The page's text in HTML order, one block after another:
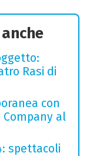
Rasi di
con
Company al
spettacoli